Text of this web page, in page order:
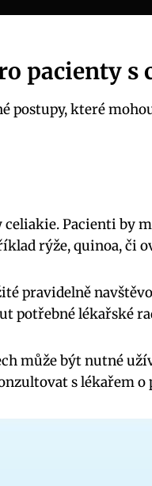
pacienty s
postupy, které
celiakie. Pacienti by
rýže, quinoa, či
pravidelně
potřebné lékařské
může být nutné
s lékařem